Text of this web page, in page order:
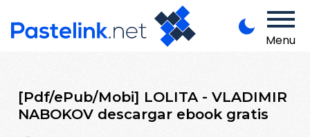
Menu
[Pdf/ePub/Mobi] LOLITA - VLADIMIR
NABOKOV descargar ebook gratis